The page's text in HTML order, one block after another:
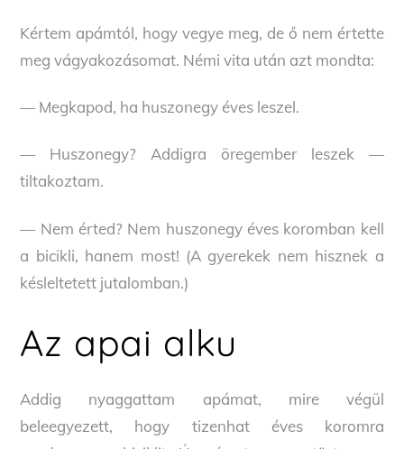
Kértem apámtól, hogy vegye meg, de ő nem értette
meg vágyakozásomat. Némi vita után azt mondta:
— Megkapod, ha huszonegy éves leszel.
— Huszonegy? Addigra öregember leszek —
tiltakoztam.
— Nem érted? Nem huszonegy éves koromban kell
a bicikli, hanem most! (A gyerekek nem hisznek a
késleltetett jutalomban.)
Az apai alku
Addig nyaggattam apámat, mire végül
beleegyezett, hogy tizenhat éves koromra